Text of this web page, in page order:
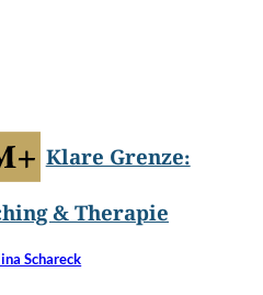
Klare Grenze:
& Therapie
Schareck